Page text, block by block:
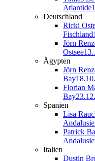
Atlantide
Deutschland
Ricki
Fischland
Jörn
Ostsee
Ägypten
Jörn
Bay
Florian
Bay
Spanien
Lisa
Patrick
Italien
Dustin